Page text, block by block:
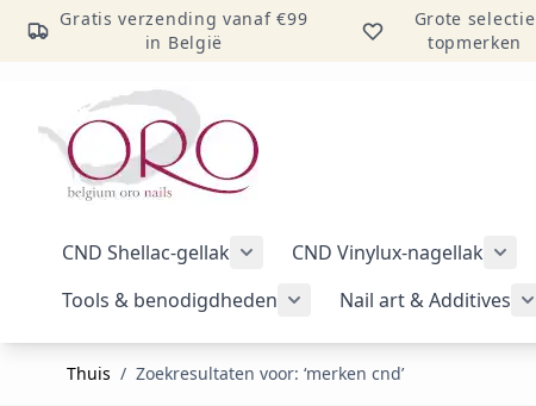
Gratis verzending vanaf €99
in België
Grote selectie
topmerken
Ga naar inhoud
CND Shellac-gellak
CND Vinylux-nagellak
Tools & benodigdheden
Nail art & Additives
Thuis / Zoekresultaten voor: ‘merken cnd’